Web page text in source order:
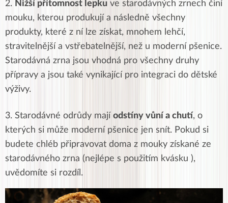
2. Nižší přítomnost lepku ve starodávných zrnech činí
mouku, kterou produkují a následně všechny
produkty, které z ní lze získat, mnohem lehčí,
stravitelnější a vstřebatelnější, než u moderní pšenice.
Starodávná zrna jsou vhodná pro všechny druhy
přípravy a jsou také vynikající pro integraci do dětské
výživy.
3. Starodávné odrůdy mají odstíny vůní a chutí, o
kterých si může moderní pšenice jen snít. Pokud si
budete chléb připravovat doma z mouky získané ze
starodávného zrna (nejlépe s použitím kvásku ),
uvědomíte si rozdíl.